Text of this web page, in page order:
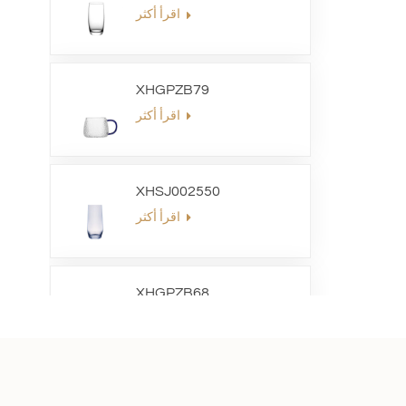
XHGPZB79
XHSJ002550
XHGPZB68